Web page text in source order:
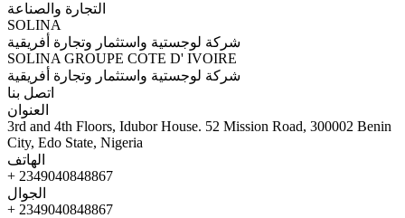
التجارة والصناعة
SOLINA
شركة لوجستية واستثمار وتجارة أفريقية
SOLINA GROUPE COTE D' IVOIRE
شركة لوجستية واستثمار وتجارة أفريقية
اتصل بنا
العنوان
3rd and 4th Floors, Idubor House. 52 Mission Road, 300002 Benin
City, Edo State, Nigeria
الهاتف
+ 2349040848867
الجوال
+ 2349040848867